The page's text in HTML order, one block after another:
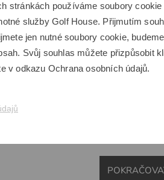
Chcete přepnout na
stránkách používáme soubory
služby Golf House. Přijmutím
jen nutné soubory cookie,
Svůj souhlas můžete přizpůsobit
v odkazu Ochrana osobních údajů.